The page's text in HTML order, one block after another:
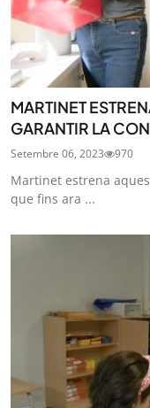
MARTINET
GARANTIR LA
Setembre 06, 2023 970
Martinet estrena
que fins ara ...